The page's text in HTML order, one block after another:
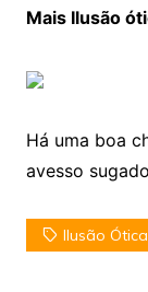
Mais Ilusão
Há uma boa
avesso
Ilusão Ótica